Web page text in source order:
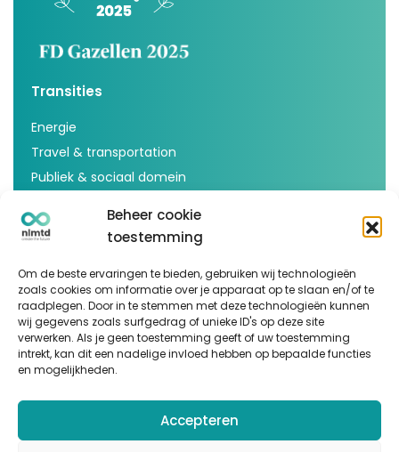
Beheer cookie
toestemming
Om de beste ervaringen te bieden, gebruiken wij technologieën
zoals cookies om informatie over je apparaat op te slaan en/of te
raadplegen. Door in te stemmen met deze technologieën kunnen
wij gegevens zoals surfgedrag of unieke ID's op deze site
verwerken. Als je geen toestemming geeft of uw toestemming
intrekt, kan dit een nadelige invloed hebben op bepaalde functies
en mogelijkheden.
Accepteren
Transities
Energie
Travel & transportation
Publiek & sociaal domein
Inspiratie
Artikelen
Cases
Events
Podcast
nlmtd x